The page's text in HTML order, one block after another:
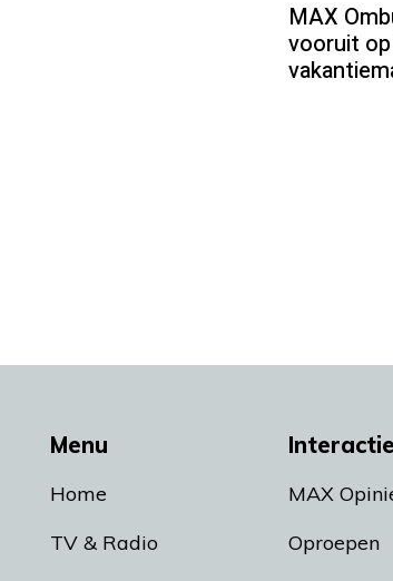
MAX
vooruit
Menu
Home
TV & Radio
Interactie
MAX
Oproepen